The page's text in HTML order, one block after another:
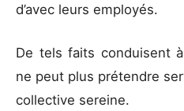
d’avec leurs employés.
De tels faits conduisent
ne peut plus prétendre
collective sereine.